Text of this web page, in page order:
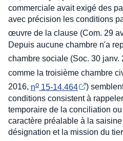
commerciale avait exigé des
avec précision les conditions
œuvre de la clause (Com. 29
Depuis aucune chambre n'a
chambre sociale (Soc. 30 janv.
comme la troisième chambre
2016, no 15-14.464
)
conditions consistent à
temporaire de la conciliation
caractère préalable à la
désignation et la mission du